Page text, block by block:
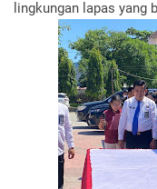
lingkungan lapas yang